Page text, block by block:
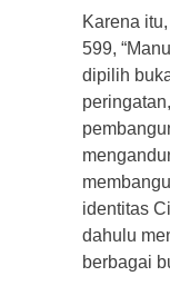
Karena
599,
dipilih
identitas
dahulu
berbagai